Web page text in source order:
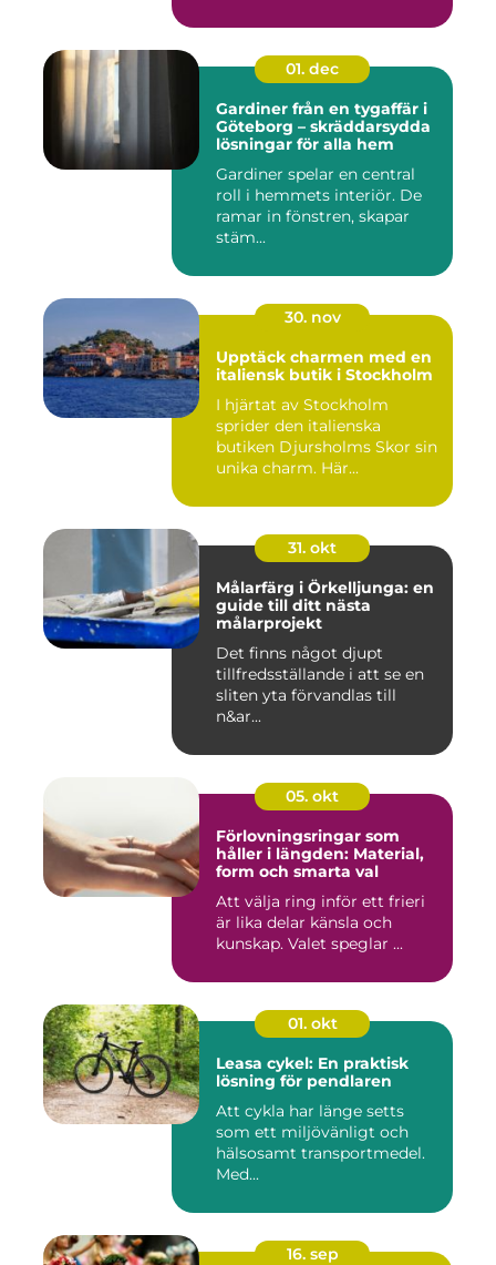
01. dec
Gardiner från en tygaffär i
Göteborg – skräddarsydda
lösningar för alla hem
Gardiner spelar en central
roll i hemmets interiör. De
ramar in fönstren, skapar
stäm...
30. nov
Upptäck charmen med en
italiensk butik i Stockholm
I hjärtat av Stockholm
sprider den italienska
butiken Djursholms Skor sin
unika charm. Här...
31. okt
Målarfärg i Örkelljunga: en
guide till ditt nästa
målarprojekt
Det finns något djupt
tillfredsställande i att se en
sliten yta förvandlas till
n&ar...
05. okt
Förlovningsringar som
håller i längden: Material,
form och smarta val
Att välja ring inför ett frieri
är lika delar känsla och
kunskap. Valet speglar ...
01. okt
Leasa cykel: En praktisk
lösning för pendlaren
Att cykla har länge setts
som ett miljövänligt och
hälsosamt transportmedel.
Med...
16. sep